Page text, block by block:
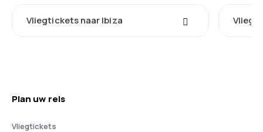
Vliegtickets naar Ibiza
Plan uw reis
Vliegtickets